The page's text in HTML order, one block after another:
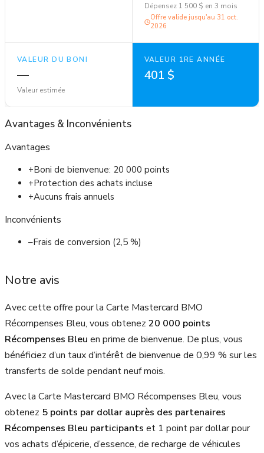
Dépensez 1 500 $ en 3 mois
Offre valide jusqu'au 31 oct.
2026
VALEUR DU BONI
—
Valeur estimée
VALEUR 1RE ANNÉE
401 $
Avantages & Inconvénients
Avantages
+Boni de bienvenue: 20 000 points
+Protection des achats incluse
+Aucuns frais annuels
Inconvénients
–Frais de conversion (2,5 %)
Notre avis
Avec cette offre pour la Carte Mastercard BMO
Récompenses Bleu, vous obtenez 20 000 points
Récompenses Bleu en prime de bienvenue. De plus, vous
bénéficiez d’un taux d’intérêt de bienvenue de 0,99 % sur les
transferts de solde pendant neuf mois.
Avec la Carte Mastercard BMO Récompenses Bleu, vous
obtenez 5 points par dollar auprès des partenaires
Récompenses Bleu participants et 1 point par dollar pour
vos achats d’épicerie, d’essence, de recharge de véhicules